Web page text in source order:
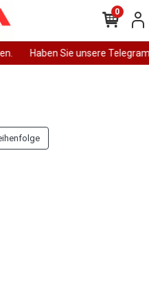
Haben Sie unsere
0